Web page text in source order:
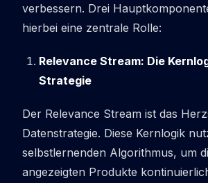
verbessern. Drei
hierbei eine zentrale Rolle:
Relevance Stream: Die
Strategie
Der Relevance Stream ist das
Datenstrategie. Diese Kernlogik
selbstlernenden Algorithmus, um
angezeigten Produkte